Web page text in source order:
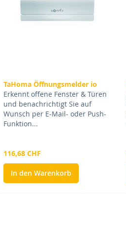
TaHoma Öffnungsmelder io
Erkennt offene Fenster & Türen
und benachrichtigt Sie auf
Wunsch per E-Mail- oder Push-
Funktion...
116,68 CHF
In den Warenkorb